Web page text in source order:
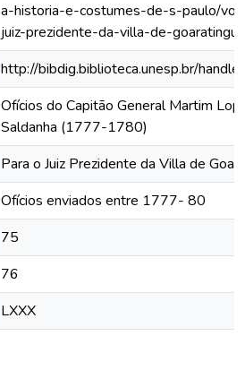
a-historia-e-costumes-de-s-paulo/
juiz-prezidente-da-villa-de-
http://bibdig.biblioteca.unesp.br/
Ofícios do Capitão General Martim
Saldanha (1777-1780)
Para o Juiz Prezidente da Villa de
Ofícios enviados entre 1777- 80
75
76
LXXX